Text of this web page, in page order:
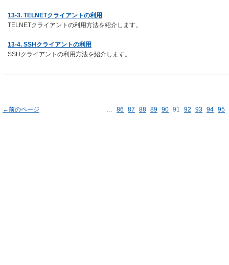
13-3. TELNETクライアントの利用
TELNETクライアントの利用方法を紹介します。
13-4. SSHクライアントの利用
SSHクライアントの利用方法を紹介します。
←前のページ … 86 87 88 89 90 91 92 93 94 95